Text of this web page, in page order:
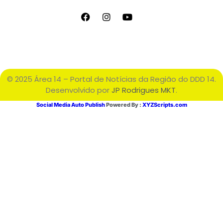
© 2025 Área 14 – Portal de Notícias da Região do DDD 14.
Desenvolvido porJP Rodrigues MKT.
Social Media Auto PublishPowered By : XYZScripts.com